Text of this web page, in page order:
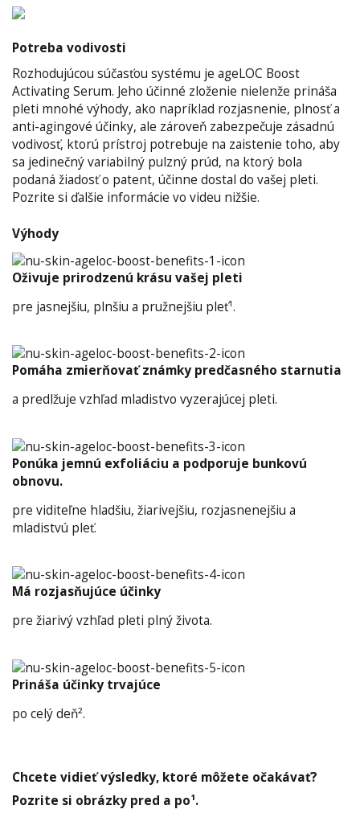
Potreba vodivosti
Rozhodujúcou súčasťou systému je ageLOC Boost
Activating Serum. Jeho účinné zloženie nielenže prináša
pleti mnohé výhody, ako napríklad rozjasnenie, plnosť a
anti-agingové účinky, ale zároveň zabezpečuje zásadnú
vodivosť, ktorú prístroj potrebuje na zaistenie toho, aby
sa jedinečný variabilný pulzný prúd, na ktorý bola
podaná žiadosť o patent, účinne dostal do vašej pleti.
Pozrite si ďalšie informácie vo videu nižšie.
Výhody
Oživuje prirodzenú krásu vašej pleti
pre jasnejšiu, plnšiu a pružnejšiu pleť¹.
Pomáha zmierňovať známky predčasného starnutia
a predlžuje vzhľad mladistvo vyzerajúcej pleti.
Ponúka jemnú exfoliáciu a podporuje bunkovú
obnovu.
pre viditeľne hladšiu, žiarivejšiu, rozjasnenejšiu a
mladistvú pleť.
Má rozjasňujúce účinky
pre žiarivý vzhľad pleti plný života.
Prináša účinky trvajúce
po celý deň².
Chcete vidieť výsledky, ktoré môžete očakávať?
Pozrite si obrázky pred a po¹.